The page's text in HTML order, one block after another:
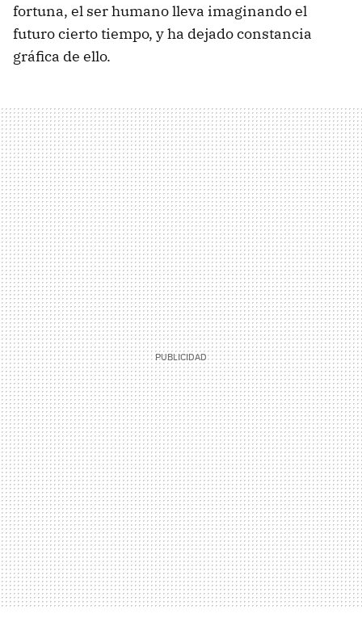
fortuna, el ser humano lleva imaginando el
futuro cierto tiempo, y ha dejado constancia
gráfica de ello.